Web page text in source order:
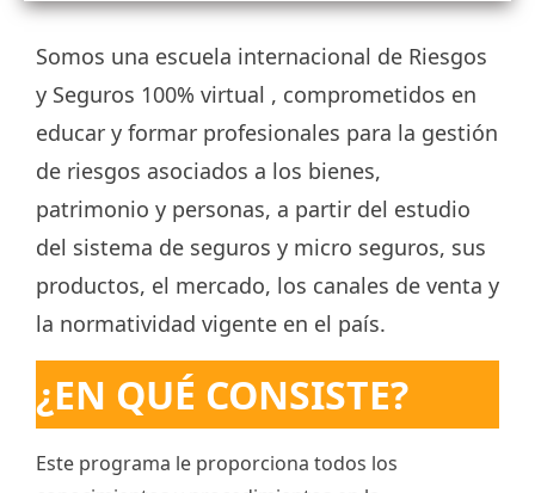
Somos una escuela internacional de Riesgos
y Seguros 100% virtual , comprometidos en
educar y formar profesionales para la gestión
de riesgos asociados a los bienes,
patrimonio y personas, a partir del estudio
del sistema de seguros y micro seguros, sus
productos, el mercado, los canales de venta y
la normatividad vigente en el país.
¿EN QUÉ CONSISTE?
Este programa le proporciona todos los